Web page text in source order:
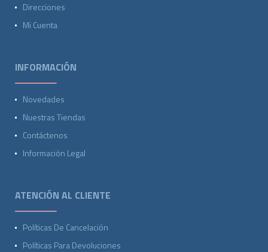
Direcciones
Mi Cuenta
INFORMACIÓN
Novedades
Nuestras Tiendas
Contáctenos
Información Legal
ATENCIÓN AL CLIENTE
Políticas De Cancelación
Políticas Para Devoluciones